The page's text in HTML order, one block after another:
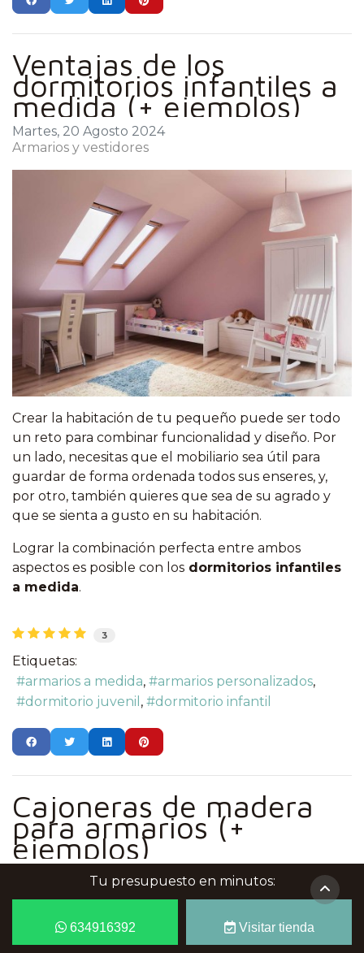
Ventajas de los
dormitorios infantiles a
medida (+ ejemplos)
Martes, 20 Agosto 2024
Armarios y vestidores
Crear la habitación de tu pequeño puede ser todo
un reto para combinar funcionalidad y diseño. Por
un lado, necesitas que el mobiliario sea útil para
guardar de forma ordenada todos sus enseres, y,
por otro, también quieres que sea de su agrado y
que se sienta a gusto en su habitación.
Lograr la combinación perfecta entre ambos
aspectos es posible con los dormitorios infantiles
a medida.
3
Etiquetas:
armarios a medida
armarios personalizados
dormitorio juvenil
dormitorio infantil
Cajoneras de madera
para armarios (+
ejemplos)
Viernes, 09 Agosto 2024
Armarios y vestidores
Tu presupuesto en minutos:
634916392 Visitar tienda